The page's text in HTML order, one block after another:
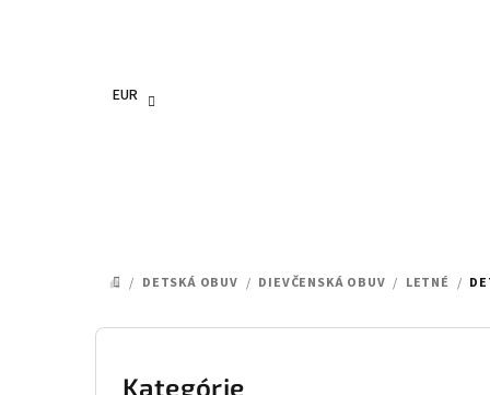
EUR
DOMOV
/ DETSKÁ OBUV / DIEVČENSKÁ OBUV / LETNÉ /
B
Preskočiť
Kategórie